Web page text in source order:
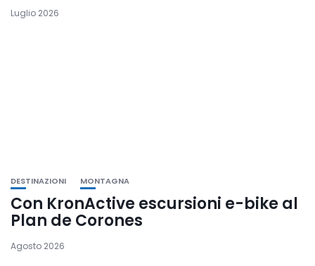
Luglio 2026
DESTINAZIONI MONTAGNA
Con KronActive escursioni e-bike al
Plan de Corones
Agosto 2026